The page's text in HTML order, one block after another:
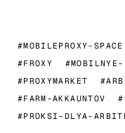
#MOBILEPROXY-SPACE
#FROXY
#MOBILNYE-
#PROXYMARKET
#FARM-AKKAUNTOV
#PROKSI-DLYA-